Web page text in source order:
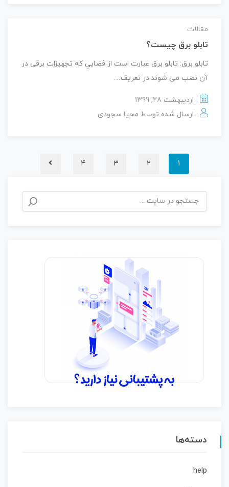
مقالات
تابلو برق چیست؟
تابلو برق: تابلو برق عبارت است از فضايي که تجهيزات برقی در
آن نصب می شوند.در تعريف…
اردیبهشت 28, 1399
ارسال شده توسط محیا سجودی
1
2
3
4
دسته‌ها
help